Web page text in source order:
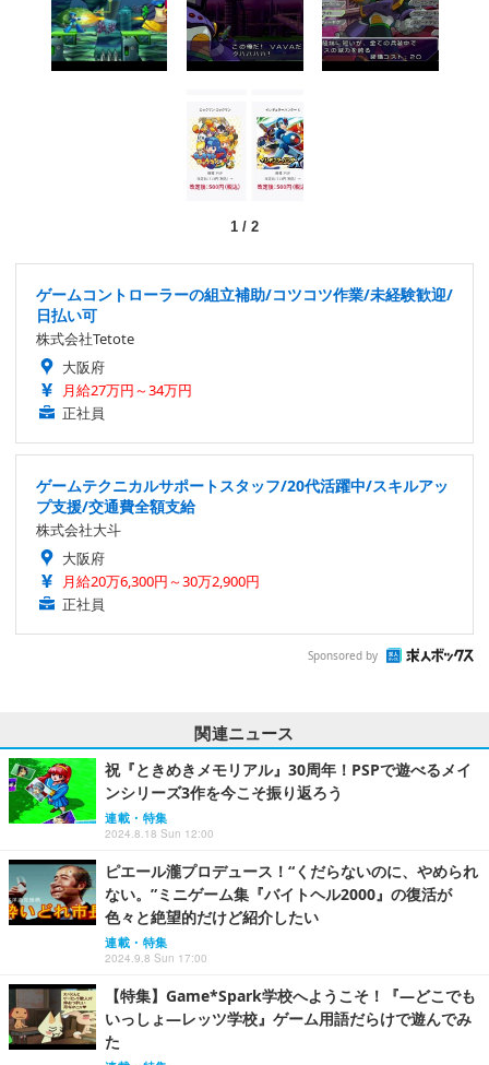
1/ 2
ゲームコントローラーの組立補助/コツコツ作業/未経験歓迎/
日払い可
株式会社Tetote
大阪府
月給27万円～34万円
正社員
ゲームテクニカルサポートスタッフ/20代活躍中/スキルアッ
プ支援/交通費全額支給
株式会社大斗
大阪府
月給20万6,300円～30万2,900円
正社員
Sponsored by
関連ニュース
祝『ときめきメモリアル』30周年！PSPで遊べるメイ
ンシリーズ3作を今こそ振り返ろう
連載・特集
2024.8.18 Sun 12:00
ピエール瀧プロデュース！“くだらないのに、やめられ
ない。”ミニゲーム集『バイトヘル2000』の復活が
色々と絶望的だけど紹介したい
連載・特集
2024.9.8 Sun 17:00
【特集】Game*Spark学校へようこそ！『―どこでも
いっしょ―レッツ学校』ゲーム用語だらけで遊んでみ
た